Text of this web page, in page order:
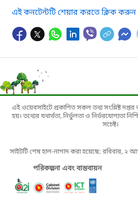
এই কনটেন্টটি শেয়ার করতে ক্লিক করুন
এই ওয়েবসাইটে প্রকাশিত সকল তথ্য সংশ্লিষ্ট দপ্তর
হয়। তথ্যের যথার্থতা, নির্ভুলতা ও নির্ভরযোগ্যতা
সচেষ্ট।
সাইটটি শেষ হাল-নাগাদ করা হয়েছে: রবিবার,
পরিকল্পনা এবং বাস্তবায়ন